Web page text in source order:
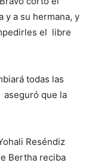
y a su hermana, y
el libre
todas las
aseguró que la
Reséndiz
Bertha reciba